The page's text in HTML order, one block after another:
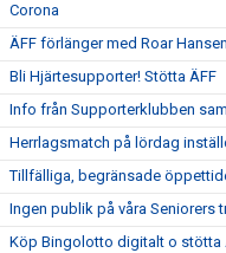
Corona
ÄFF förlänger med Roar Hansen
Bli Hjärtesupporter! Stötta ÄFF
Info från Supporterklubben
Herrlagsmatch på lördag
Tillfälliga, begränsade
Ingen publik på våra Seniorers
Köp Bingolotto digitalt o stötta